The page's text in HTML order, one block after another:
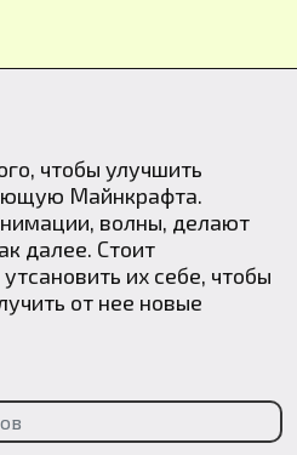
чтобы улучшить
Майнкрафта.
волны, делают
далее. Стоит
их себе, чтобы
от нее новые